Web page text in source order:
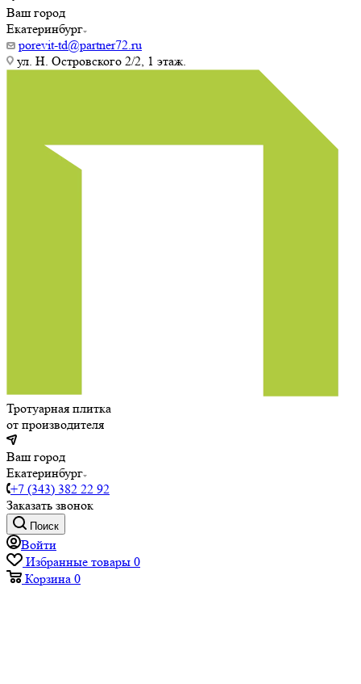
Ваш город
Екатеринбург
porevit-td@partner72.ru
ул. Н. Островского 2/2, 1 этаж.
Тротуарная плитка
от производителя
Ваш город
Екатеринбург
+7 (343) 382 22 92
Заказать звонок
Поиск
Войти
Избранные товары 0
Корзина 0